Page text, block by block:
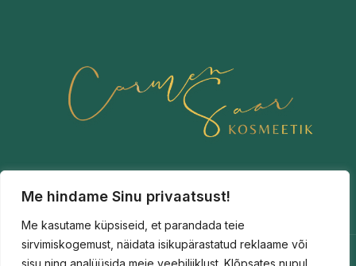
Me hindame Sinu privaatsust!
Me kasutame küpsiseid, et parandada teie
sirvimiskogemust, näidata isikupärastatud reklaame või
sisu ning analüüsida meie veebiliiklust. Klõpsates nupul